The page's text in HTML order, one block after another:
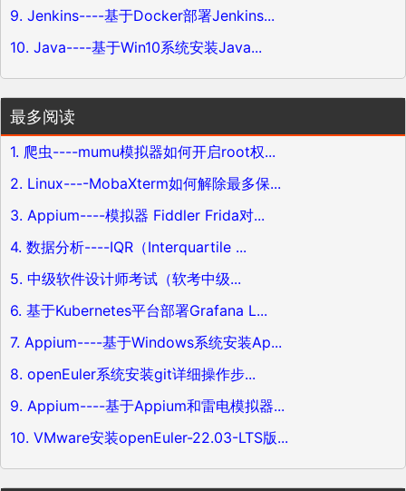
9. Jenkins----基于Docker部署Jenkins...
10. Java----基于Win10系统安装Java...
最多阅读
1. 爬虫----mumu模拟器如何开启root权...
2. Linux----MobaXterm如何解除最多保...
3. Appium----模拟器 Fiddler Frida对...
4. 数据分析----IQR（Interquartile ...
5. 中级软件设计师考试（软考中级...
6. 基于Kubernetes平台部署Grafana L...
7. Appium----基于Windows系统安装Ap...
8. openEuler系统安装git详细操作步...
9. Appium----基于Appium和雷电模拟器...
10. VMware安装openEuler-22.03-LTS版...